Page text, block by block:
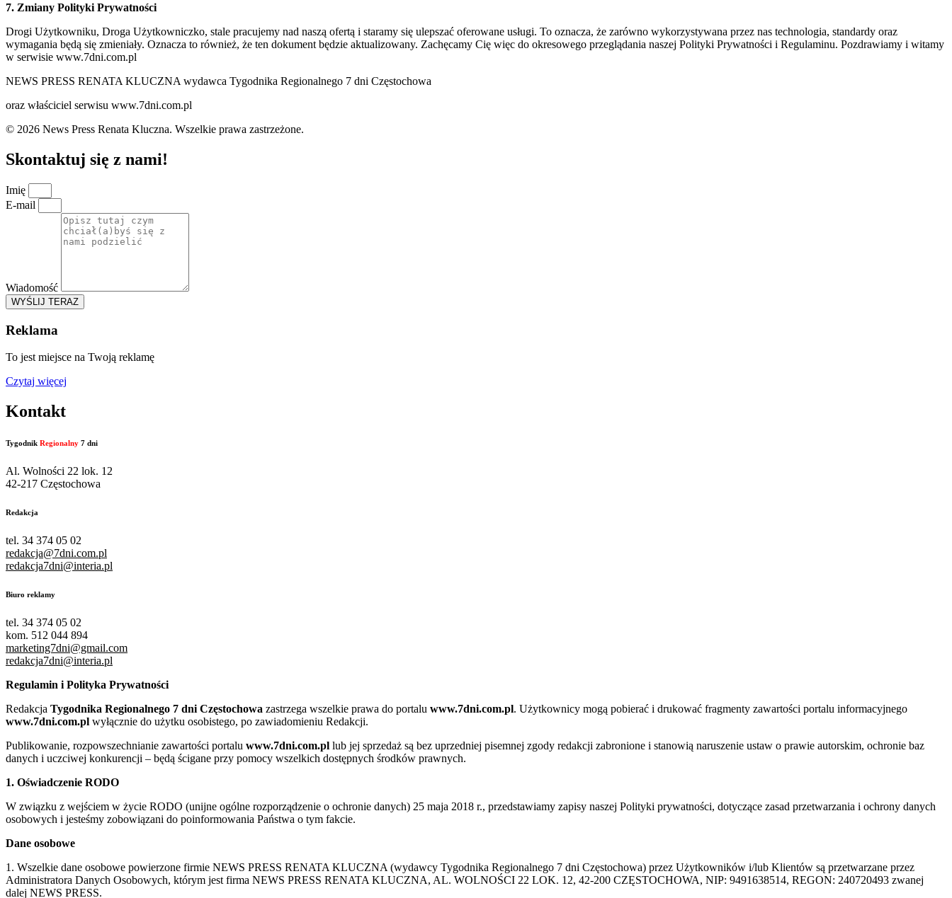
7. Zmiany Polityki Prywatności
Drogi Użytkowniku, Droga Użytkowniczko, stale pracujemy nad naszą ofertą i staramy się ulepszać oferowane usługi. To oznacza, że zarówno wykorzystywana przez nas technologia, standardy oraz
wymagania będą się zmieniały. Oznacza to również, że ten dokument będzie aktualizowany. Zachęcamy Cię więc do okresowego przeglądania naszej Polityki Prywatności i Regulaminu. Pozdrawiamy i witamy
w serwisie www.7dni.com.pl
NEWS PRESS RENATA KLUCZNA wydawca Tygodnika Regionalnego 7 dni Częstochowa
oraz właściciel serwisu www.7dni.com.pl
© 2026 News Press Renata Kluczna. Wszelkie prawa zastrzeżone.
Skontaktuj się z nami!
Imię
E-mail
Wiadomość
WYŚLIJ TERAZ
Reklama
To jest miejsce na Twoją reklamę
Czytaj więcej
Kontakt
Tygodnik Regionalny 7 dni
Al. Wolności 22 lok. 12
42-217 Częstochowa
Redakcja
tel. 34 374 05 02
redakcja@7dni.com.pl
redakcja7dni@interia.pl
Biuro reklamy
tel. 34 374 05 02
kom. 512 044 894
marketing7dni@gmail.com
redakcja7dni@interia.pl
Regulamin i Polityka Prywatności
Redakcja Tygodnika Regionalnego 7 dni Częstochowa zastrzega wszelkie prawa do portalu www.7dni.com.pl. Użytkownicy mogą pobierać i drukować fragmenty zawartości portalu informacyjnego
www.7dni.com.pl wyłącznie do użytku osobistego, po zawiadomieniu Redakcji.
Publikowanie, rozpowszechnianie zawartości portalu www.7dni.com.pl lub jej sprzedaż są bez uprzedniej pisemnej zgody redakcji zabronione i stanowią naruszenie ustaw o prawie autorskim, ochronie baz
danych i uczciwej konkurencji – będą ścigane przy pomocy wszelkich dostępnych środków prawnych.
1. Oświadczenie RODO
W związku z wejściem w życie RODO (unijne ogólne rozporządzenie o ochronie danych) 25 maja 2018 r., przedstawiamy zapisy naszej Polityki prywatności, dotyczące zasad przetwarzania i ochrony danych
osobowych i jesteśmy zobowiązani do poinformowania Państwa o tym fakcie.
Dane osobowe
1. Wszelkie dane osobowe powierzone firmie NEWS PRESS RENATA KLUCZNA (wydawcy Tygodnika Regionalnego 7 dni Częstochowa) przez Użytkowników i/lub Klientów są przetwarzane przez
Administratora Danych Osobowych, którym jest firma NEWS PRESS RENATA KLUCZNA, AL. WOLNOŚCI 22 LOK. 12, 42-200 CZĘSTOCHOWA, NIP: 9491638514, REGON: 240720493 zwanej
dalej NEWS PRESS.